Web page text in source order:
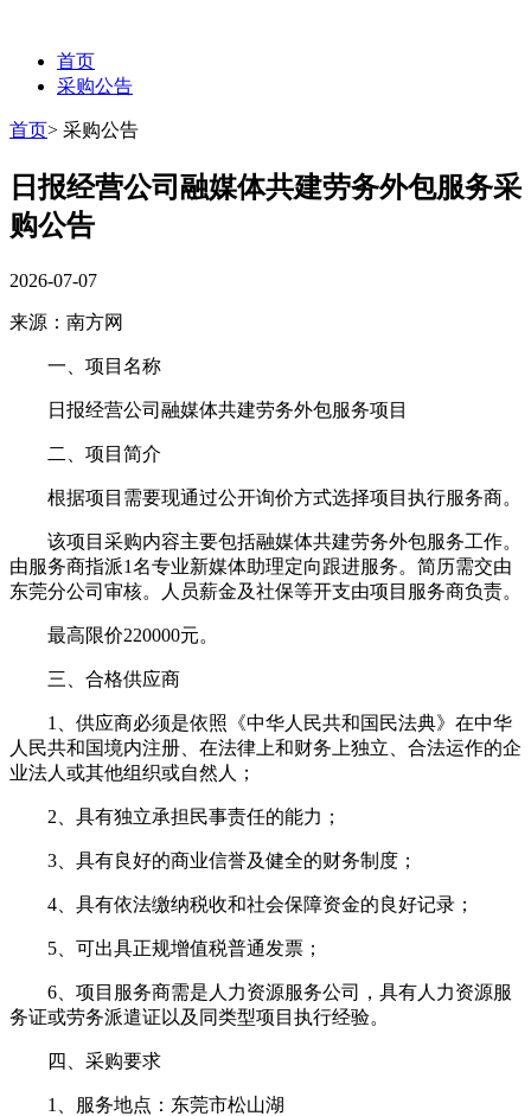
首页
采购公告
首页> 采购公告
日报经营公司融媒体共建劳务外包服务采
购公告
2026-07-07
来源：南方网
一、项目名称
日报经营公司融媒体共建劳务外包服务项目
二、项目简介
根据项目需要现通过公开询价方式选择项目执行服务商。
该项目采购内容主要包括融媒体共建劳务外包服务工作。
由服务商指派1名专业新媒体助理定向跟进服务。简历需交由
东莞分公司审核。人员薪金及社保等开支由项目服务商负责。
最高限价220000元。
三、合格供应商
1、供应商必须是依照《中华人民共和国民法典》在中华
人民共和国境内注册、在法律上和财务上独立、合法运作的企
业法人或其他组织或自然人；
2、具有独立承担民事责任的能力；
3、具有良好的商业信誉及健全的财务制度；
4、具有依法缴纳税收和社会保障资金的良好记录；
5、可出具正规增值税普通发票；
6、项目服务商需是人力资源服务公司，具有人力资源服
务证或劳务派遣证以及同类型项目执行经验。
四、采购要求
1、服务地点：东莞市松山湖